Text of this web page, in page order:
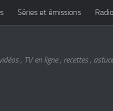
Séries et émissions
, TV en ligne , recettes ,